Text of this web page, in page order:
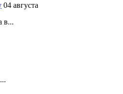
04 августа
в...